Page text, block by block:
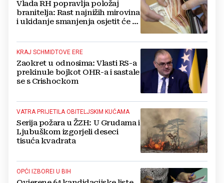
Vlada RH popravlja položaj
branitelja: Rast najnižih mirovina
i ukidanje smanjenja osjetit će se
KRAJ SCHMIDTOVE ERE
Zaokret u odnosima: Vlasti RS-a
prekinule bojkot OHR-a i sastale
se s Crishockom
VATRA PRIJETILA OBITELJSKIM KUĆAMA
Serija požara u ŽZH: U Grudama i
Ljubuškom izgorjeli deseci
tisuća kvadrata
OPĆI IZBOREI U BIH